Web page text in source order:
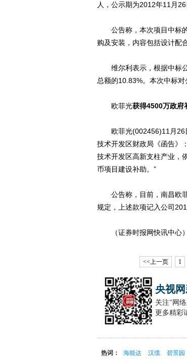
人，公示期为2012年11月
公告称，本次项目中标的
购及安装，内容包括设计配
维尔利表示，根据中标公
总额的10.83%。本次中标
欧菲光获得4500万政府
欧菲光(002456)11月26日
技术开发区财政局《函告》
技术开发区高新支柱产业，
币项目建设补助。”
公告称，目前，南昌欧菲
规定，上述款项记入公司
（证券时报网快讯中心）
<<上一页 1
央视
关注"网
更多精彩
热词： 海能达 汉缆 碧景园